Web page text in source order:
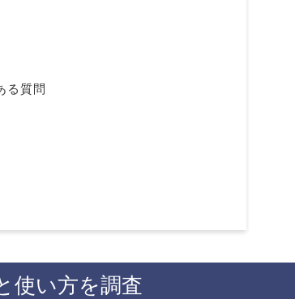
る質問
使い方を調査